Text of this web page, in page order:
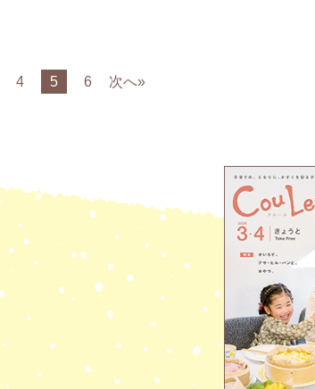
4 5 6 次へ»